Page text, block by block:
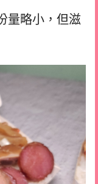
量略小，但滋